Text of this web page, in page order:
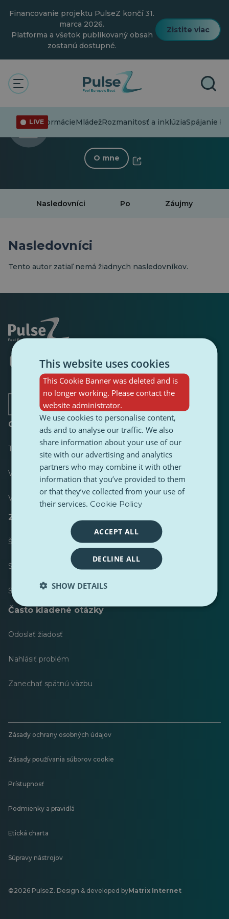
obsah
Financovanie projektu PulseZ končí 31.
marca 2026.
Platforma a všetok publikovaný obsah
zostanú dostupné.
Zistite viac
LIVE
DezinformácieMládežRozmanitosť a inklúziaSpájanie
0 Nasledovník·2 Po
O mne
Nasledovníci Po Záujmy
Nasledovníci
Tento autor zatiaľ nemá žiadnych nasledovníkov.
Otvorí
sa
karte
sa
v
novej
karte
sa
v
novej
karte
sa
v
novej
karte
sa
v
novej
karte
O stránke
Tabuľka s výsledkami
Väčšina publikovaných
Väčšina nasledovala
Zdroje pre novinárov
Štýlový sprievodca obsahu PulseZ
Sprievodca príspevkami prispievateľov PulseZ
Súpravy nástrojov
Často kladené otázky
Odoslať žiadosť
Nahlásiť problém
Zanechať spätnú väzbu
Zásady ochrany osobných údajov
Zásady používania súborov cookie
Prístupnosť
Podmienky a pravidlá
Etická charta
Súpravy nástrojov
©2026 PulseZ. Design & developed byMatrix Internet
Otvorí
This website uses cookies
This Cookie Banner was deleted and is
no longer working. Please contact the
website administrator.
We use cookies to personalise content,
ads and to analyse our traffic. We also
share information about your use of our
site with our advertising and analytics
partners who may combine it with other
information that you’ve provided to them
or that they’ve collected from your use of
their services. Cookie Policy
ACCEPT ALL
DECLINE ALL
SHOW DETAILS